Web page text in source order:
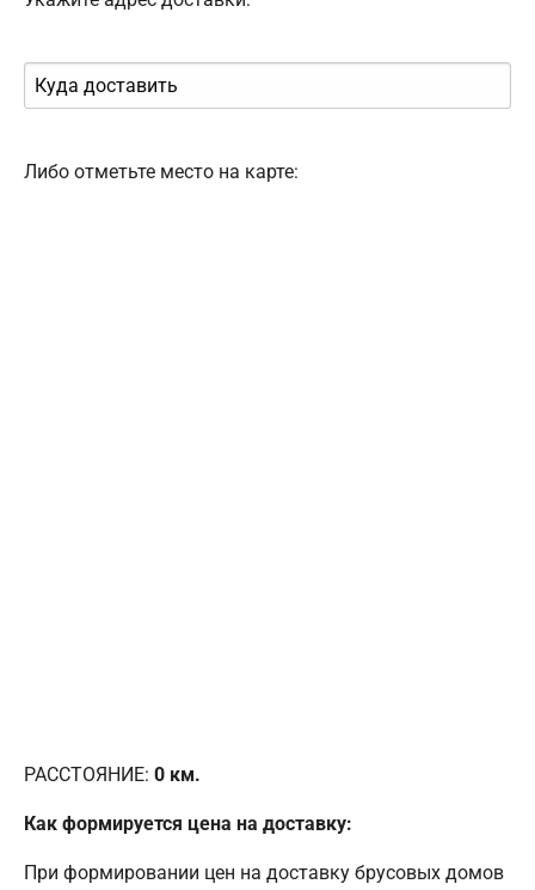
Либо отметьте место на карте:
РАССТОЯНИЕ: 0 км.
Как формируется цена на доставку:
При формировании цен на доставку брусовых домов